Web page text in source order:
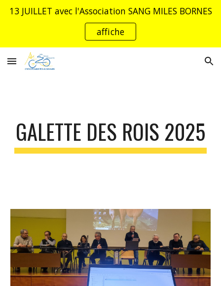
Skip to main content
13 JUILLET avec l'Association SANG MILES BORNES
affiche
GALETTE DES ROIS 2025